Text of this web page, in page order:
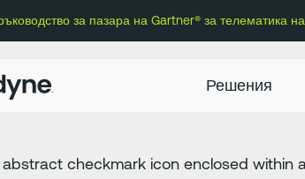
за пазара на Gartner® за телематика
Решения